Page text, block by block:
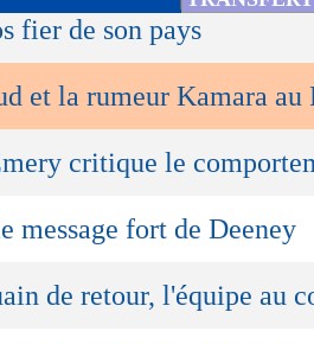
fier de son pays
et la rumeur Kamara au
critique le
message fort de Deeney
de retour, l'équipe au